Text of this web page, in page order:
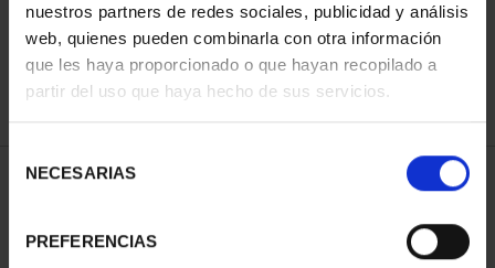
nuestros partners de redes sociales, publicidad y análisis
web, quienes pueden combinarla con otra información
que les haya proporcionado o que hayan recopilado a
partir del uso que haya hecho de sus servicios.
NECESARIAS
PREFERENCIAS
REFINAR
1 Productos encontrados